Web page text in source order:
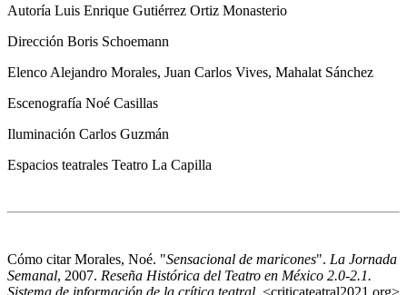
Autoría Luis Enrique Gutiérrez Ortiz Monasterio
Dirección Boris Schoemann
Elenco Alejandro Morales, Juan Carlos Vives, Mahalat Sánchez
Escenografía Noé Casillas
Iluminación Carlos Guzmán
Espacios teatrales Teatro La Capilla
Cómo citarMorales, Noé. "Sensacional de maricones". La Jornada
Semanal, 2007. Reseña Histórica del Teatro en México 2.0-2.1.
Sistema de información de la crítica teatral, <criticateatral2021.org>